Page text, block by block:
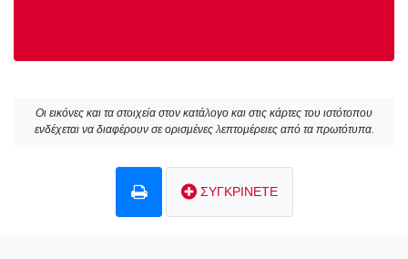
Οι εικόνες και τα στοιχεία στον κατάλογο και στις κάρτες του ιστότοπου
ενδέχεται να διαφέρουν σε ορισμένες λεπτομέρειες από τα πρωτότυπα.
ΣΥΓΚΡΙΝΕΤΕ